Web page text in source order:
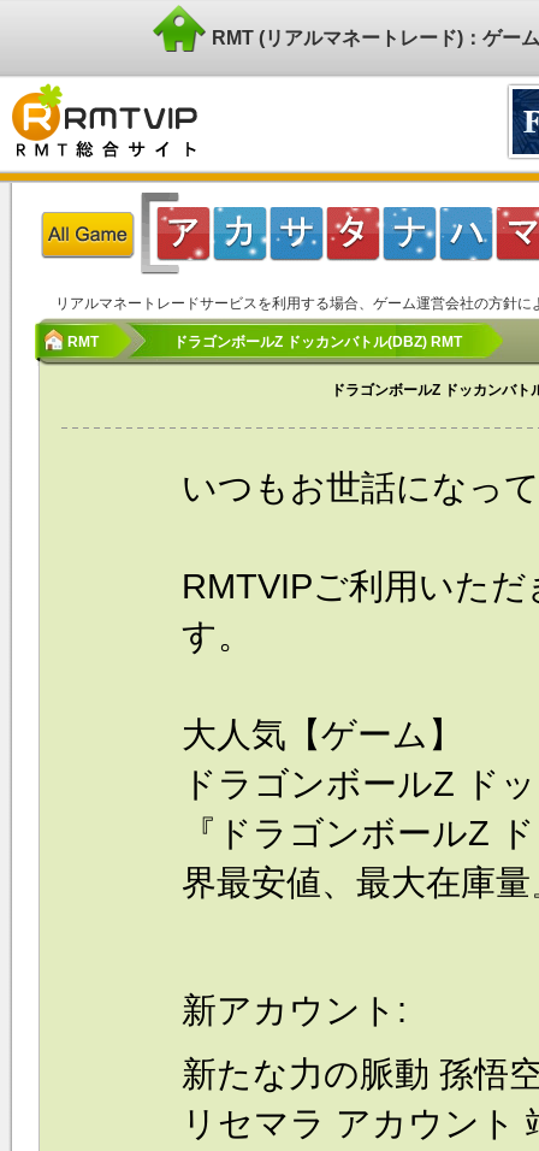
RMT (リアルマネートレード)：ゲー
リアルマネートレードサービスを利用する場合、ゲーム運営会社の方針
RMT ドラゴンボールZ ドッカンバトル(DBZ) RMT
ドラゴンボールZ ドッカンバ
いつもお世話になっ
RMTVIPご利用いた
す。
大人気【ゲーム】
ドラゴンボールZ ド
『 ドラゴンボールZ
界最安値、 最大在庫量
新アカウント:
新たな力の脈動 孫悟
リセマラ アカウント